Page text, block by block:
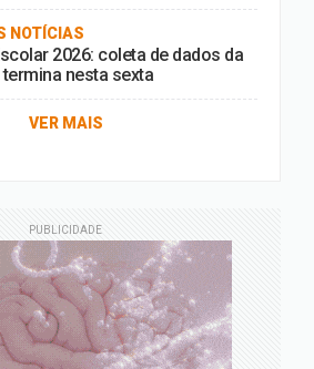
NOTÍCIAS
2026: coleta de dados da
termina nesta sexta
VER MAIS
PUBLICIDADE